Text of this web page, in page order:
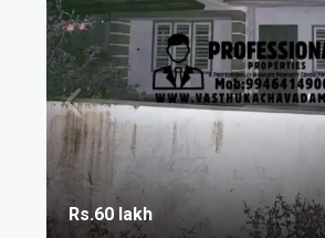
Rs.60 lakh